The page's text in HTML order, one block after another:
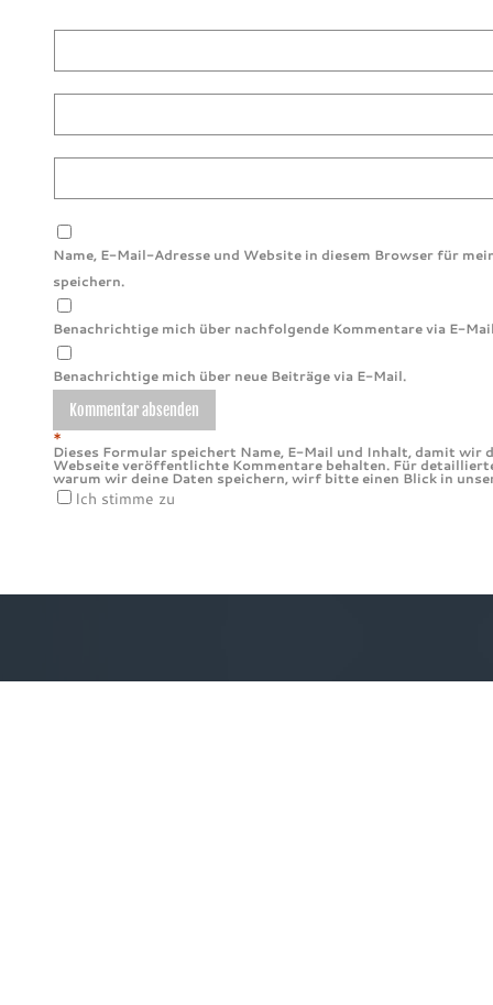
Name, E-Mail-Adresse und Website in diesem Browser für
speichern.
Benachrichtige mich über nachfolgende Kommentare via E-
Benachrichtige mich über neue Beiträge via E-Mail.
*
Dieses Formular speichert Name, E-Mail und Inhalt, damit wir
Webseite veröffentlichte Kommentare behalten. Für
warum wir deine Daten speichern, wirf bitte einen Blick in
Ich stimme zu